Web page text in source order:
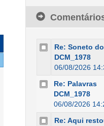
Re: Soneto
DCM_1978
06/08/2026
Re: Palavras
DCM_1978
06/08/2026
Re: Aqui